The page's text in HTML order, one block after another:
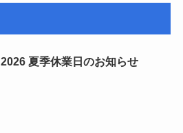
2026 夏季休業日のお知らせ